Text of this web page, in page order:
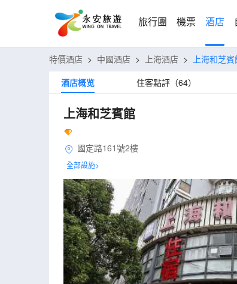
旅行團 機票 酒店
特價酒店 > 中國酒店 > 上海酒店 >
上海和芝
酒店概览
住客點評（64）
上海和芝賓館
國定路161號2樓
全部設施>